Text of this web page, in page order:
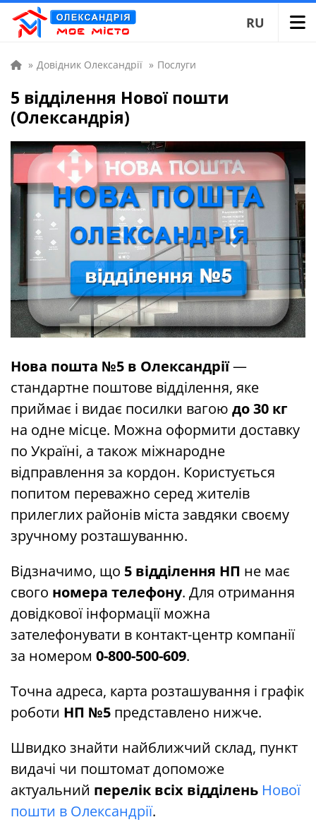
RU
» Довідник Олександрії » Послуги
5 відділення Нової пошти
(Олександрія)
Нова пошта №5 в Олександрії—
стандартне поштове відділення, яке
приймає і видає посилки вагою до 30 кг
на одне місце. Можна оформити доставку
по Україні, а також міжнародне
відправлення за кордон. Користується
попитом переважно серед жителів
прилеглих районів міста завдяки своєму
зручному розташуванню.
Відзначимо, що 5 відділення НП не має
свого номера телефону. Для отримання
довідкової інформації можна
зателефонувати в контакт-центр компанії
за номером 0-800-500-609.
Точна адреса, карта розташування і графік
роботи НП №5 представлено нижче.
Швидко знайти найближчий склад, пункт
видачі чи поштомат допоможе
актуальний перелік всіх відділень Нової
пошти в Олександрії.